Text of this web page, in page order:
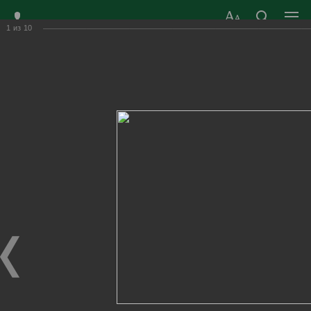
САМОУПРАВЛЕНИЯ
Главная
Гитарная школа Александра Виницкого в Радужном
Гитарная школа Александра Виницкого
1 из 10